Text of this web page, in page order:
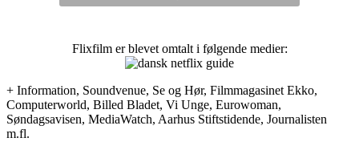
Flixfilm er blevet omtalt i følgende medier:
+ Information, Soundvenue, Se og Hør, Filmmagasinet Ekko,
Computerworld, Billed Bladet, Vi Unge, Eurowoman,
Søndagsavisen, MediaWatch, Aarhus Stiftstidende, Journalisten
m.fl.